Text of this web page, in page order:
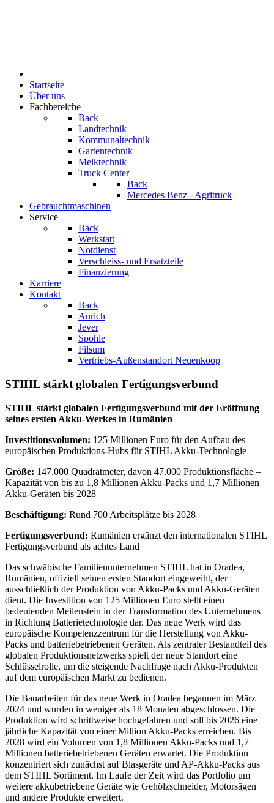
Startseite
Über uns
Fachbereiche
Back
Landtechnik
Kommunaltechnik
Gartentechnik
Melktechnik
Truck Center
Back
Mercedes Benz - Agritruck
Gebrauchtmaschinen
Service
Back
Werkstatt
Notdienst
Verschleiss- und Ersatzteile
Finanzierung
Karriere
Kontakt
Back
Aurich
Jever
Spohle
Filsum
Vertriebs-Außenstandort Neuenkoop
STIHL stärkt globalen Fertigungsverbund
STIHL stärkt globalen Fertigungsverbund mit der Eröffnung
seines ersten Akku-Werkes in Rumänien
Investitionsvolumen: 125 Millionen Euro für den Aufbau des
europäischen Produktions-Hubs für STIHL Akku-Technologie
Größe: 147.000 Quadratmeter, davon 47.000 Produktionsfläche –
Kapazität von bis zu 1,8 Millionen Akku-Packs und 1,7 Millionen
Akku-Geräten bis 2028
Beschäftigung: Rund 700 Arbeitsplätze bis 2028
Fertigungsverbund: Rumänien ergänzt den internationalen STIHL
Fertigungsverbund als achtes Land
Das schwäbische Familienunternehmen STIHL hat in Oradea,
Rumänien, offiziell seinen ersten Standort eingeweiht, der
ausschließlich der Produktion von Akku-Packs und Akku-Geräten
dient. Die Investition von 125 Millionen Euro stellt einen
bedeutenden Meilenstein in der Transformation des Unternehmens
in Richtung Batterietechnologie dar. Das neue Werk wird das
europäische Kompetenzzentrum für die Herstellung von Akku-
Packs und batteriebetriebenen Geräten. Als zentraler Bestandteil des
globalen Produktionsnetzwerks spielt der neue Standort eine
Schlüsselrolle, um die steigende Nachfrage nach Akku-Produkten
auf dem europäischen Markt zu bedienen.
Die Bauarbeiten für das neue Werk in Oradea begannen im März
2024 und wurden in weniger als 18 Monaten abgeschlossen. Die
Produktion wird schrittweise hochgefahren und soll bis 2026 eine
jährliche Kapazität von einer Million Akku-Packs erreichen. Bis
2028 wird ein Volumen von 1,8 Millionen Akku-Packs und 1,7
Millionen batteriebetriebenen Geräten erwartet. Die Produktion
konzentriert sich zunächst auf Blasgeräte und AP-Akku-Packs aus
dem STIHL Sortiment. Im Laufe der Zeit wird das Portfolio um
weitere akkubetriebene Geräte wie Gehölzschneider, Motorsägen
und andere Produkte erweitert.